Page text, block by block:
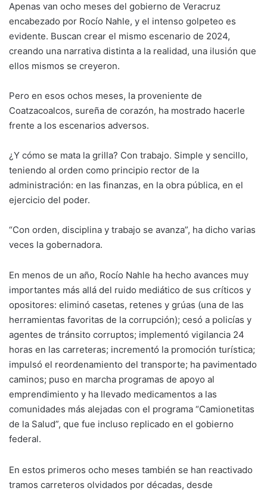
Apenas van ocho meses del gobierno de Veracruz
encabezado por Rocío Nahle, y el intenso golpeteo es
evidente. Buscan crear el mismo escenario de 2024,
creando una narrativa distinta a la realidad, una ilusión que
ellos mismos se creyeron.
Pero en esos ochos meses, la proveniente de
Coatzacoalcos, sureña de corazón, ha mostrado hacerle
frente a los escenarios adversos.
¿Y cómo se mata la grilla? Con trabajo. Simple y sencillo,
teniendo al orden como principio rector de la
administración: en las finanzas, en la obra pública, en el
ejercicio del poder.
“Con orden, disciplina y trabajo se avanza”, ha dicho varias
veces la gobernadora.
En menos de un año, Rocío Nahle ha hecho avances muy
importantes más allá del ruido mediático de sus críticos y
opositores: eliminó casetas, retenes y grúas (una de las
herramientas favoritas de la corrupción); cesó a policías y
agentes de tránsito corruptos; implementó vigilancia 24
horas en las carreteras; incrementó la promoción turística;
impulsó el reordenamiento del transporte; ha pavimentado
caminos; puso en marcha programas de apoyo al
emprendimiento y ha llevado medicamentos a las
comunidades más alejadas con el programa “Camionetitas
de la Salud”, que fue incluso replicado en el gobierno
federal.
En estos primeros ocho meses también se han reactivado
tramos carreteros olvidados por décadas, desde